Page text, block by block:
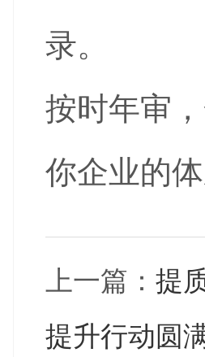
录。
按时年审
你企业的
上一篇： 提
提升行动圆